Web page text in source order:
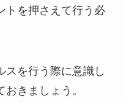
トを押さえて行う必
スを行う際に意識し
きましょう。